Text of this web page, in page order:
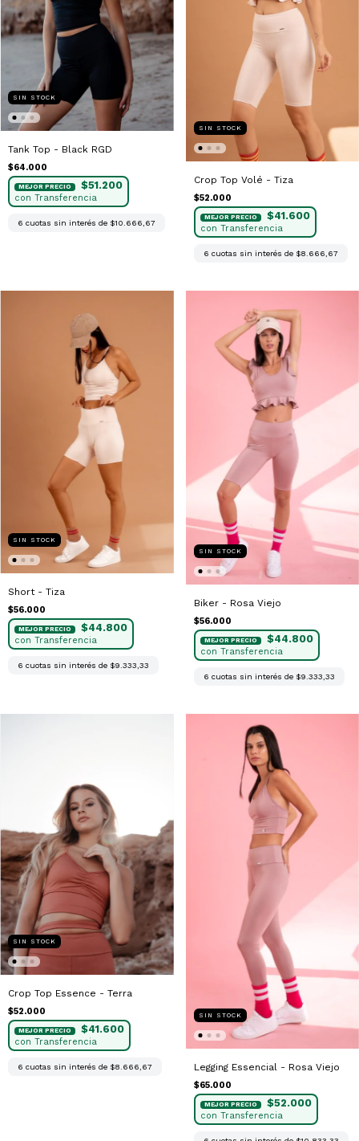
SIN STOCK
Tank Top - Black RGD
$64.000
$51.200
6 cuotas sin interés de $10.666,67
SIN STOCK
Crop Top Volé - Tiza
$52.000
$41.600
6 cuotas sin interés de $8.666,67
SIN STOCK
Short - Tiza
$56.000
$44.800
6 cuotas sin interés de $9.333,33
SIN STOCK
Biker - Rosa Viejo
$56.000
$44.800
6 cuotas sin interés de $9.333,33
SIN STOCK
Crop Top Essence - Terra
$52.000
$41.600
6 cuotas sin interés de $8.666,67
SIN STOCK
Legging Essencial - Rosa Viejo
$65.000
$52.000